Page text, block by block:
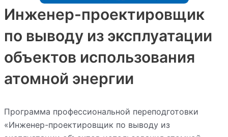
Инженер-проектировщик
по выводу из эксплуатации
объектов использования
атомной энергии
Программа профессиональной переподготовки
«Инженер-проектировщик по выводу из